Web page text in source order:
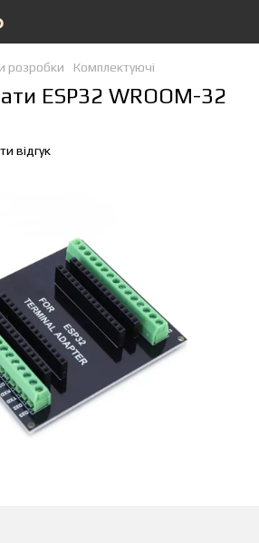
розробки Комплектуючі
ESP32 WROOM-32
відгук